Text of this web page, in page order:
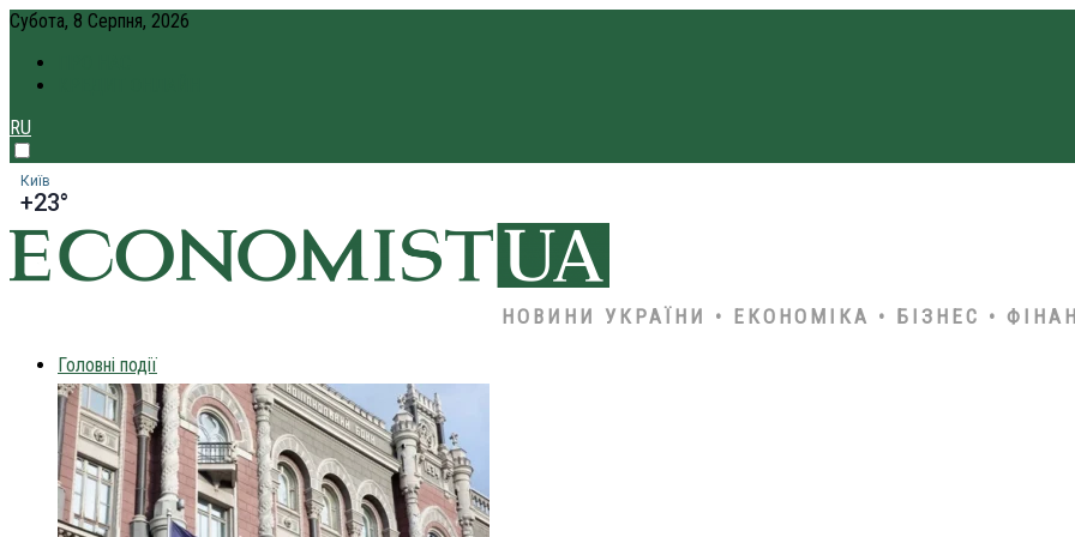
Субота, 8 Серпня, 2026
RU
Київ
+23°
НОВИНИ УКРАЇНИ • ЕКОНОМІКА • БІЗНЕС •
Головні події